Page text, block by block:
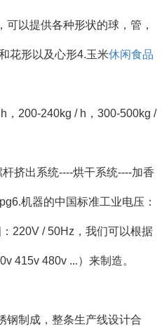
以提供各种形状的球，管，
花形以及心形4.玉米休闲食品
，200-240kg / h，300-500kg /
挤出系统----烘干系统----加香
机器的中国标准工业电压：
220V / 50Hz，我们可以根据
415v 480v ...）来制造。
钢制成，整条生产线设计合